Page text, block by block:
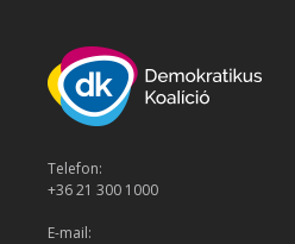
Telefon:
+36 21 300 1000
E-mail: